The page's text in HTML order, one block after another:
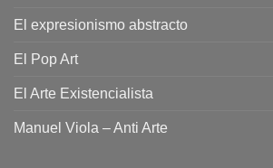
El expresionismo abstracto
El Pop Art
El Arte Existencialista
Manuel Viola – Anti Arte